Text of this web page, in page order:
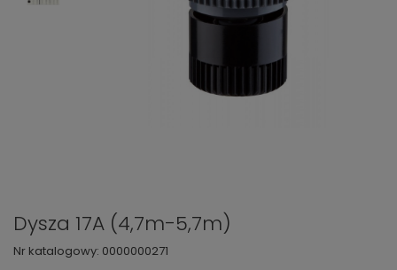
Dysza 17A (4,7m-5,7m)
Nr katalogowy: 0000000271